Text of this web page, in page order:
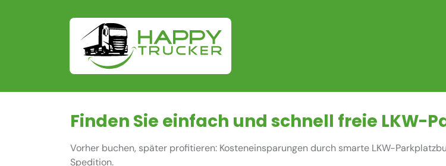
Finden Sie einfach und schnell freie LKW-
Vorher buchen, später profitieren: Kosteneinsparungen durch smarte LKW-
Spedition.